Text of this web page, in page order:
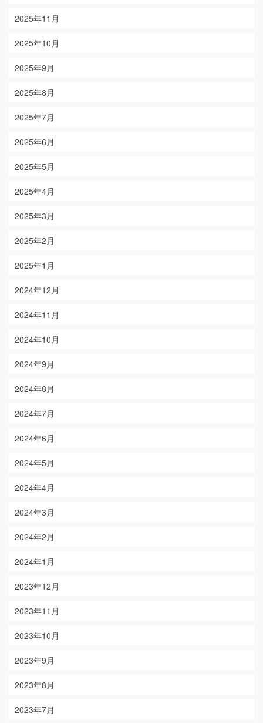
2025年11月
2025年10月
2025年9月
2025年8月
2025年7月
2025年6月
2025年5月
2025年4月
2025年3月
2025年2月
2025年1月
2024年12月
2024年11月
2024年10月
2024年9月
2024年8月
2024年7月
2024年6月
2024年5月
2024年4月
2024年3月
2024年2月
2024年1月
2023年12月
2023年11月
2023年10月
2023年9月
2023年8月
2023年7月